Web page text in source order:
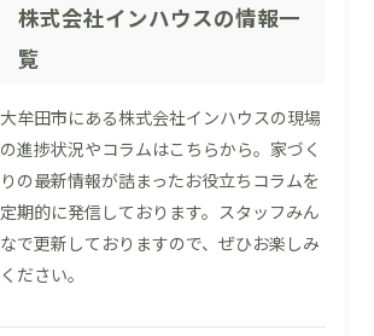
株式会社インハウスの情報一
覧
大牟田市にある株式会社インハウスの現場
の進捗状況やコラムはこちらから。家づく
りの最新情報が詰まったお役立ちコラムを
定期的に発信しております。スタッフみん
なで更新しておりますので、ぜひお楽しみ
ください。